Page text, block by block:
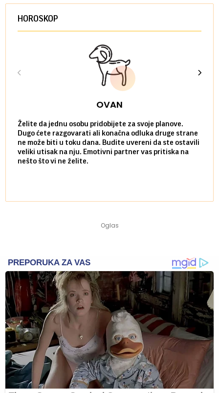
HOROSKOP
OVAN
Želite da jednu osobu pridobijete za svoje planove.
Dugo ćete razgovarati ali konačna odluka druge strane
ne može biti u toku dana. Budite uvereni da ste ostavili
veliki utisak na nju. Emotivni partner vas pritiska na
nešto što vi ne želite.